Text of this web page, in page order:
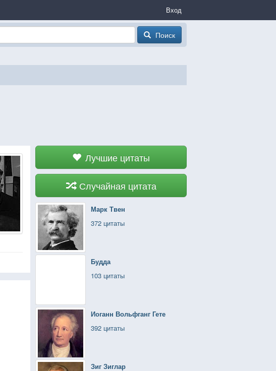
Вход
Поиск
Лучшие цитаты
Случайная цитата
Марк Твен
372 цитаты
Будда
103 цитаты
Иоганн Вольфганг Гете
392 цитаты
Зиг Зиглар